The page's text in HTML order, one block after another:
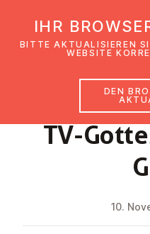
TV-
10.
IHR
BITTE AKTUALISIEREN
WEBSITE
DEN